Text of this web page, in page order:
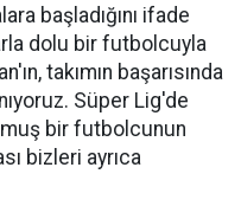
başladığını ifade
dolu bir futbolcuyla
takımın başarısında
Süper Lig'de
bir futbolcunun
bizleri ayrıca